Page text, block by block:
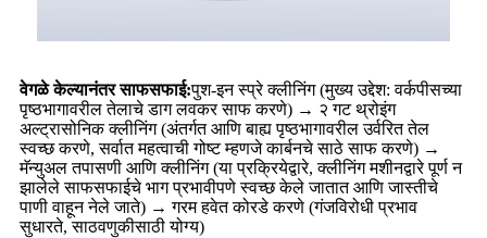
वेगळे केल्यानंतर साफसफाई:पुश-इन स्प्रे क्लीनिंग (मुख्य उद्देश: वर्कपीसच्या
पृष्ठभागावरील तेलाचे डाग लवकर साफ करणे) → २ गट थ्रोइंग
अल्ट्रासोनिक क्लीनिंग (अंतर्गत आणि बाह्य पृष्ठभागावरील उर्वरित तेल
स्वच्छ करणे, सर्वात महत्वाची गोष्ट म्हणजे कार्बनचे साठे साफ करणे) →
मॅन्युअल तपासणी आणि क्लीनिंग (या प्रक्रियेद्वारे, क्लीनिंग मशीनद्वारे पूर्ण न
झालेले साफसफाईचे भाग प्रभावीपणे स्वच्छ केले जातात आणि जास्तीचे
पाणी वाहून नेले जाते) → गरम हवेत कोरडे करणे (गंजविरोधी प्रभाव
सुधारते, साठवणुकीसाठी योग्य)